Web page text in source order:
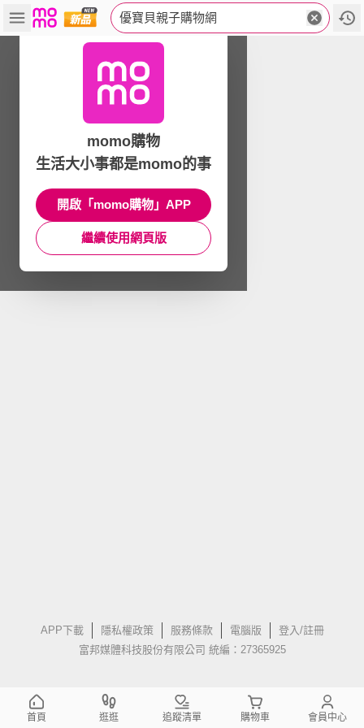
優寶貝親子購物網
APP下載 隱私權政策 服務條款 電腦版
登入/註冊
富邦媒體科技股份有限公司 統編：27365925
momo購物
生活大小事都是momo的事
開啟「momo購物」APP
繼續使用網頁版
首頁 逛逛 追蹤清單 購物車 會員中心